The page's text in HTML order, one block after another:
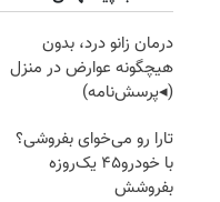
درمان زانو درد، بدون
هیچگونه عوارض در منزل
(◂پرسش‌نامه)
تارا رو می‌خوای بفروشی؟
با خودرو۴۵ یک‌روزه
بفروشش